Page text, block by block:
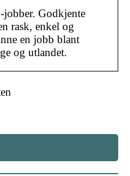
jobber. Godkjente
rask, enkel og
en jobb blant
og utlandet.